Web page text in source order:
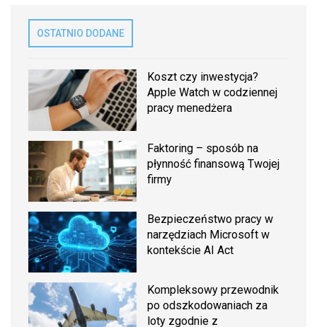
OSTATNIO DODANE
Koszt czy inwestycja?
Apple Watch w codziennej
pracy menedżera
Faktoring – sposób na
płynność finansową Twojej
firmy
Bezpieczeństwo pracy w
narzędziach Microsoft w
kontekście AI Act
Kompleksowy przewodnik
po odszkodowaniach za
loty zgodnie z